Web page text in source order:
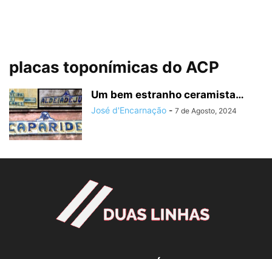
placas toponímicas do ACP
Um bem estranho ceramista…
José d'Encarnação - 7 de Agosto, 2024